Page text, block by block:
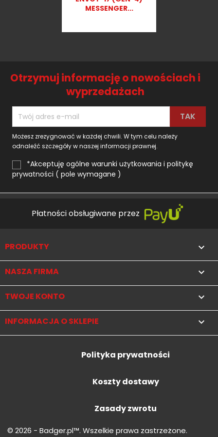
MESSENGER...
Otrzymuj informację o nowościach i
wyprzedażach
Możesz zrezygnować w każdej chwili. W tym celu należy
odnaleźć szczegóły w naszej informacji prawnej.
*Akceptuję ogólne warunki użytkowania i politykę
prywatności ( pole wymagane )
Płatności obsługiwane przez
PRODUKTY 
NASZA FIRMA 
TWOJE KONTO 
INFORMACJA O SKLEPIE keyboard_arrow_down
Polityka prywatności
Koszty dostawy
Zasady zwrotu
© 2026 - Badger.pl™. Wszelkie prawa zastrzeżone.